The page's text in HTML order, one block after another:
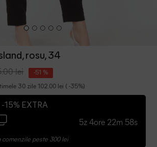
rosu, 34
lei -51 %
30 zile 102.00 lei ( -35%)
15% EXTRA
5z 4ore 22m 57s
comenzile peste 300 lei